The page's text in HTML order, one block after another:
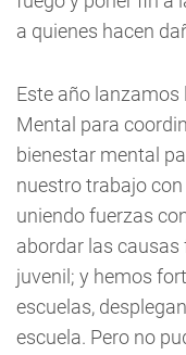
a quienes hacen
Este año lanzamos
Mental para
bienestar mental
nuestro trabajo
uniendo fuerzas
abordar las
juvenil; y hemos
escuelas,
escuela. Pero no